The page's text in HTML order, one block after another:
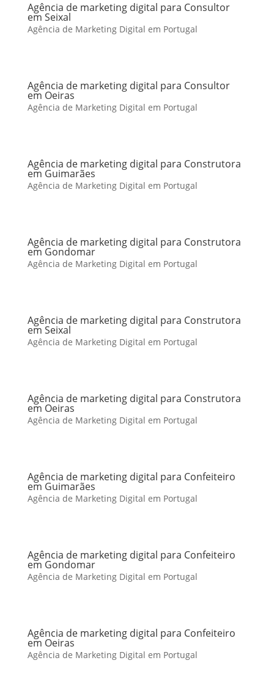
Agência de marketing digital para Consultor
em Seixal
Agência de Marketing Digital em Portugal
Agência de marketing digital para Consultor
em Oeiras
Agência de Marketing Digital em Portugal
Agência de marketing digital para Construtora
em Guimarães
Agência de Marketing Digital em Portugal
Agência de marketing digital para Construtora
em Gondomar
Agência de Marketing Digital em Portugal
Agência de marketing digital para Construtora
em Seixal
Agência de Marketing Digital em Portugal
Agência de marketing digital para Construtora
em Oeiras
Agência de Marketing Digital em Portugal
Agência de marketing digital para Confeiteiro
em Guimarães
Agência de Marketing Digital em Portugal
Agência de marketing digital para Confeiteiro
em Gondomar
Agência de Marketing Digital em Portugal
Agência de marketing digital para Confeiteiro
em Oeiras
Agência de Marketing Digital em Portugal